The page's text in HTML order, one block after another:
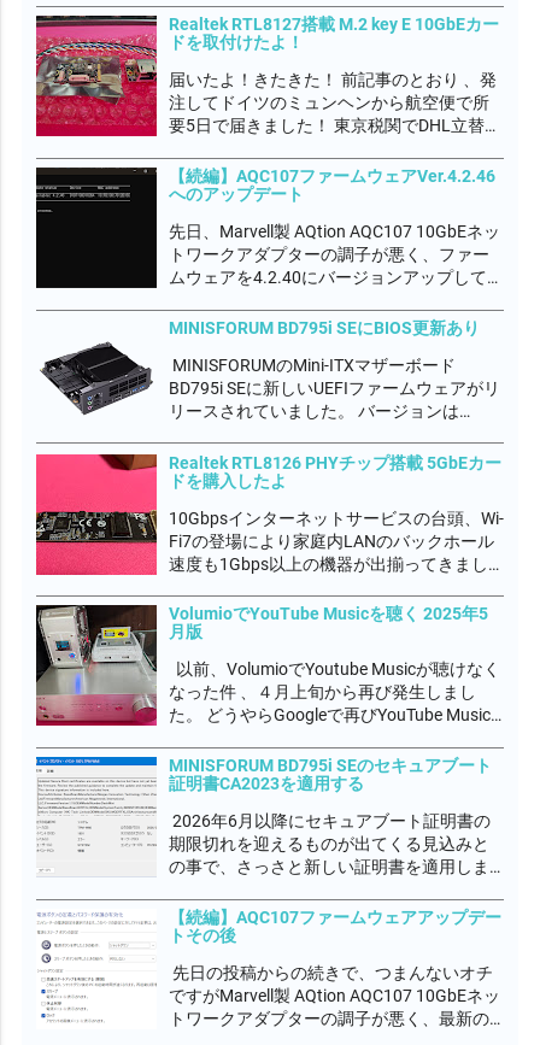
WTDのSFP+光トランシーバーモジュールで
すね フレッツ網のONU認証はMACアドレス
Realtek RTL8127搭載 M.2 key E 10GbEカー
ドを取付けたよ！
届いたよ！きたきた！ 前記事のとおり 、発
注してドイツのミュンヘンから航空便で所
要5日で届きました！ 東京税関でDHL立替の
んだかんだでトータル 44,974円もかかりま
した💦 完全自己満足の世界です。何も言わ
【続編】AQC107ファームウェアVer.4.2.46
へのアップデート
先日、Marvell製 AQtion AQC107 10GbEネッ
トワークアダプターの調子が悪く、ファー
ムウェアを4.2.40にバージョンアップして不
はダウンロード速度が3Gbps程度しか出な
ャーから一...
MINISFORUM BD795i SEにBIOS更新あり
MINISFORUMのMini-ITXマザーボード
BD795i SEに新しいUEFIファームウェアがリ
リースされていました。 バージョンは
使っているときに唯一の不具合を感じて
て、アプリの起動や最小化するときに不定
Realtek RTL8126 PHYチップ搭載 5GbEカー
ドを購入したよ
10Gbpsインターネットサービスの台頭、Wi-
Fi7の登場により家庭内LANのバックホール
速度も1Gbps以上の機器が出揃ってきまし
5GbE普及期に入ると いわれています。
10GbEの分野では安価な部類でMarvel...
VolumioでYouTube Musicを聴く 2025年5
月版
以前、VolumioでYoutube Musicが聴けなく
なった件 、４月上旬から再び発生しまし
た。 どうやらGoogleで再びYouTube Music
ティでもYouTube Musicプラグイン作者のパ
トリックが多忙で対処出...
MINISFORUM BD795i SEのセキュアブート
証明書CA2023を適用する
2026年6月以降にセキュアブート証明書の
期限切れを迎えるものが出てくる見込みと
の事で、さっさと新しい証明書を適用しま
れていればCA2023が利用可能な状態にある
が、UEFIファームウェアに適用されていな
【続編】AQC107ファームウェアアップデー
トその後
先日の投稿からの続きで、つまんないオチ
ですがMarvell製 AQtion AQC107 10GbEネッ
トワークアダプターの調子が悪く、最新の